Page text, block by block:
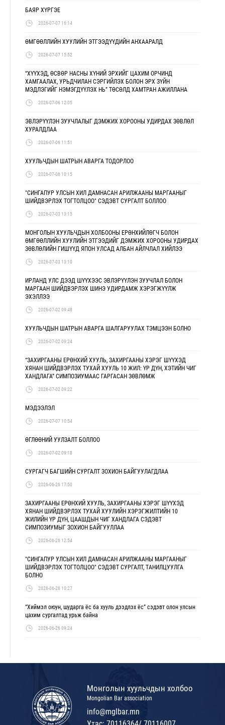
БАЯР ХҮРГЭЕ
2026-07-07 16:14
ӨМГӨӨЛЛИЙН ХУУЛИЙН ЭТГЭЭДҮҮДИЙН АНХААРАЛД
2026-07-07 15:52
“ХҮҮХЭД, ӨСВӨР НАСНЫ ХҮНИЙ ЭРХИЙГ ЦАХИМ ОРЧИНД
ХАМГААЛАХ, УРЬДЧИЛАН СЭРГИЙЛЭХ БОЛОН ЭРХ ЗҮЙН
МЭДЛЭГИЙГ НЭМЭГДҮҮЛЭХ НЬ” ТӨСӨЛД ХАМТРАН АЖИЛЛАНА
2026-07-06 12:05
ЭВЛЭРҮҮЛЭН ЗУУЧЛАЛЫГ ДЭМЖИХ ХОРООНЫ УДИРДАХ ЗӨВЛӨЛ
ХУРАЛДЛАА
2026-07-06 11:51
ХУУЛЬЧДЫН ШАТРЫН АВАРГА ТОДОРЛОО
2026-07-06 10:15
"СИНГАПУР УЛСЫН ХИЛ ДАМНАСАН АРИЛЖААНЫ МАРГААНЫГ
ШИЙДВЭРЛЭХ ТОГТОЛЦОО" СЭДЭВТ СУРГАЛТ БОЛЛОО
2026-07-03 13:15
МОНГОЛЫН ХУУЛЬЧДЫН ХОЛБООНЫ ЕРӨНХИЙЛӨГЧ БОЛОН
ӨМГӨӨЛЛИЙН ХУУЛИЙН ЭТГЭЭДИЙГ ДЭМЖИХ ХОРООНЫ УДИРДАХ
ЗӨВЛӨЛИЙН ГИШҮҮД ЯПОН УЛСАД АЛБАН АЙЛЧЛАЛ ХИЙЛЭЭ
2026-07-03 13:10
ИРЛАНД УЛС ДЭЭД ШҮҮХЭЭС ЭВЛЭРҮҮЛЭН ЗУУЧЛАЛ БОЛОН
МАРГААН ШИЙДВЭРЛЭХ ШИНЭ УДИРДАМЖ ХЭРЭГЖҮҮЛЖ
ЭХЭЛЛЭЭ
2026-07-02 09:48
ХУУЛЬЧДЫН ШАТРЫН АВАРГА ШАЛГАРУУЛАХ ТЭМЦЭЭН БОЛНО
2026-07-02 09:24
“ЗАХИРГААНЫ ЕРӨНХИЙ ХУУЛЬ, ЗАХИРГААНЫ ХЭРЭГ ШҮҮХЭД
ХЯНАН ШИЙДВЭРЛЭХ ТУХАЙ ХУУЛЬ 10 ЖИЛ: ҮР ДҮН, ХЭТИЙН ЧИГ
ХАНДЛАГА” СИМПОЗИУМААС ГАРГАСАН ЗӨВЛӨМЖ
2026-07-02 09:22
МЭДЭЭЛЭЛ
2026-07-07 10:54
ӨГЛӨӨНИЙ УУЛЗАЛТ БОЛЛОО
2026-07-02 09:18
СУРГАГЧ БАГШИЙН СУРГАЛТ ЗОХИОН БАЙГУУЛАГДЛАА
2026-06-26 17:50
ЗАХИРГААНЫ ЕРӨНХИЙ ХУУЛЬ, ЗАХИРГААНЫ ХЭРЭГ ШҮҮХЭД
ХЯНАН ШИЙДВЭРЛЭХ ТУХАЙ ХУУЛИЙН ХЭРЭГЖИЛТИЙН 10
ЖИЛИЙН ҮР ДҮН, ЦААШДЫН ЧИГ ХАНДЛАГА СЭДЭВТ
СИМПОЗИУМЫГ ЗОХИОН БАЙГУУЛЛАА
2026-06-26 12:54
"СИНГАПУР УЛСЫН ХИЛ ДАМНАСАН АРИЛЖААНЫ МАРГААНЫГ
ШИЙДВЭРЛЭХ ТОГТОЛЦОО" СЭДЭВТ СУРГАЛТ, ТАНИЛЦУУЛГА
БОЛНО
2026-06-26 10:27
“Хиймэл оюун, шударга ёс ба хууль дээдлэх ёс” сэдэвт олон улсын
цахим сургалтад урьж байна
2026-06-26 09:24
Монголын хуульчдын холбоо
Mongolian Bar association
info@mglbar.mn